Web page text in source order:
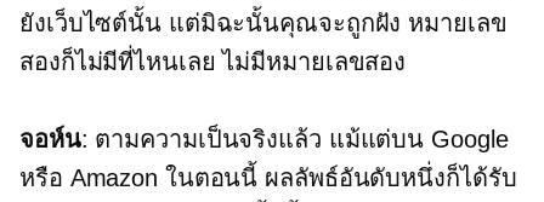
ยังเว็บไซต์นั้น แต่มิฉะนั้นคุณจะถูกฝัง หมายเลข
สองก็ไม่มีที่ไหนเลย ไม่มีหมายเลขสอง
จอห์น: ตามความเป็นจริงแล้ว แม้แต่บน Google
หรือ Amazon ในตอนนี้ ผลลัพธ์อันดับหนึ่งก็ได้รับ